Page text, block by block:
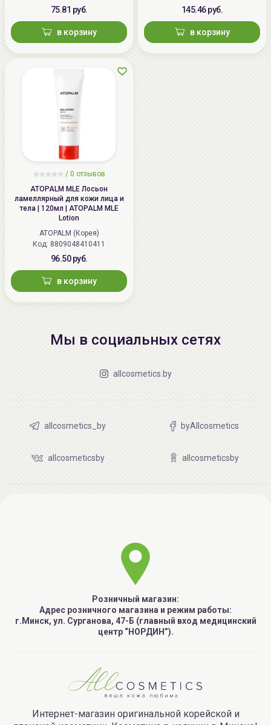
75.81 руб.
в корзину
145.46 руб.
в корзину
/ 0 отзывов
ATOPALM MLE Лосьон
ламеллярный для кожи лица и
тела | 120мл | ATOPALM MLE
Lotion
ATOPALM (Корея)
Код: 8809048410411
96.50 руб.
в корзину
Мы в социальных сетях
allcosmetics.by
allcosmetics_by byAllcosmetics
allcosmeticsby allcosmeticsby
Розничный магазин:
Адрес розничного магазина и режим работы:
г.Минск, ул. Сурганова, 47-Б (главный вход медицинский
центр “НОРДИН”).
Интернет-магазин оригинальной корейской и